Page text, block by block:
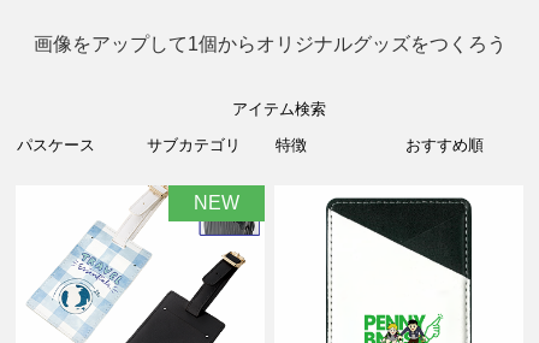
画像をアップして1個からオリジナルグッズをつくろう
アイテム検索
NEW